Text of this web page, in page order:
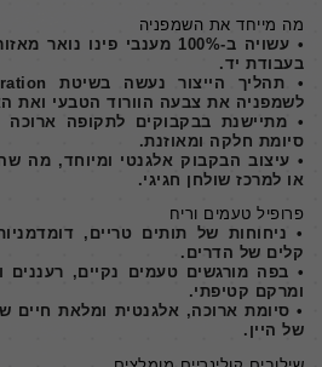
מה מייחד את השמפניה
• עשויה ב-100% מענבי פינו
בעבודת יד.
לשמפניה את צבעה הוורוד הטבעי ואת
• מתיישנת בבקבוקים לתקופה
סיומת חלקה ומאוזנת.
• עיצוב הבקבוק אלגנטי ומיוחד, מה
או למרכז שולחן חגיגי.
פרופיל טעמים וריח
• ניחוחות של תותים טריים,
קלים של הדרים.
• בפה מורגשים טעמים נקיים, רעננים
ומרקם קטיפתי.
• סיומת ארוכה, אלגנטית ומלאת חיים
של היין.